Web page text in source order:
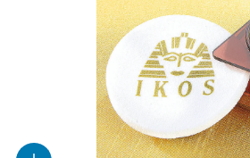
Kälte- & Wärmetherapie
Ess- & Trinkhilfen
Fußpflegeprodukte
Massage-Produkte